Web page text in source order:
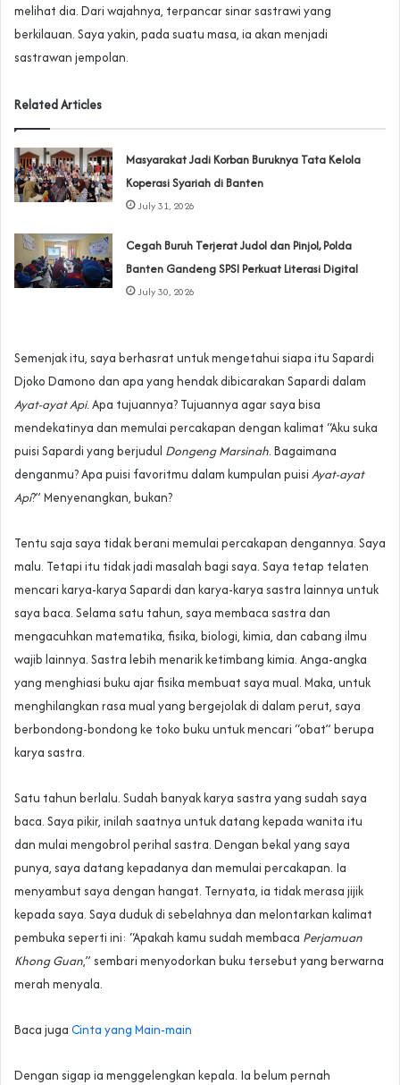
melihat dia. Dari wajahnya, terpancar sinar sastrawi yang
berkilauan. Saya yakin, pada suatu masa, ia akan menjadi
sastrawan jempolan.
Related Articles
‎Masyarakat Jadi Korban Buruknya Tata Kelola
Koperasi Syariah di Banten
July 31, 2026
Cegah Buruh Terjerat Judol dan Pinjol, Polda
Banten Gandeng SPSI Perkuat Literasi Digital
July 30, 2026
Semenjak itu, saya berhasrat untuk mengetahui siapa itu Sapardi
Djoko Damono dan apa yang hendak dibicarakan Sapardi dalam
Ayat-ayat Api. Apa tujuannya? Tujuannya agar saya bisa
mendekatinya dan memulai percakapan dengan kalimat “Aku suka
puisi Sapardi yang berjudul Dongeng Marsinah. Bagaimana
denganmu? Apa puisi favoritmu dalam kumpulan puisi Ayat-ayat
Api?” Menyenangkan, bukan?
Tentu saja saya tidak berani memulai percakapan dengannya. Saya
malu. Tetapi itu tidak jadi masalah bagi saya. Saya tetap telaten
mencari karya-karya Sapardi dan karya-karya sastra lainnya untuk
saya baca. Selama satu tahun, saya membaca sastra dan
mengacuhkan matematika, fisika, biologi, kimia, dan cabang ilmu
wajib lainnya. Sastra lebih menarik ketimbang kimia. Anga-angka
yang menghiasi buku ajar fisika membuat saya mual. Maka, untuk
menghilangkan rasa mual yang bergejolak di dalam perut, saya
berbondong-bondong ke toko buku untuk mencari “obat” berupa
karya sastra.
Satu tahun berlalu. Sudah banyak karya sastra yang sudah saya
baca. Saya pikir, inilah saatnya untuk datang kepada wanita itu
dan mulai mengobrol perihal sastra. Dengan bekal yang saya
punya, saya datang kepadanya dan memulai percakapan. Ia
menyambut saya dengan hangat. Ternyata, ia tidak merasa jijik
kepada saya. Saya duduk di sebelahnya dan melontarkan kalimat
pembuka seperti ini: “Apakah kamu sudah membaca Perjamuan
Khong Guan,” sembari menyodorkan buku tersebut yang berwarna
merah menyala.
Baca juga Cinta yang Main-main
Dengan sigap ia menggelengkan kepala. Ia belum pernah